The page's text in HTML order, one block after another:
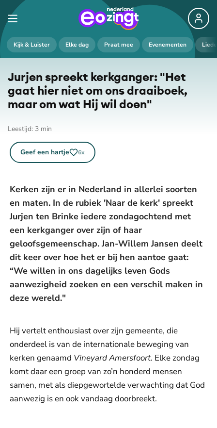
Kijk & Luister Elke dag Praat mee Evenementen
Jurjen spreekt kerkganger: "Het
gaat hier niet om ons draaiboek,
maar om wat Hij wil doen"
Leestijd: 3 min
Geef een hartje 6x
Kerken zijn er in Nederland in allerlei soorten
en maten. In de rubiek 'Naar de kerk' spreekt
Jurjen ten Brinke iedere zondagochtend met
een kerkganger over zijn of haar
geloofsgemeenschap. Jan-Willem Jansen deelt
dit keer over hoe het er bij hen aantoe gaat:
“We willen in ons dagelijks leven Gods
aanwezigheid zoeken en een verschil maken in
deze wereld."
Hij vertelt enthousiast over zijn gemeente, die
onderdeel is van de internationale beweging van
kerken genaamd Vineyard Amersfoort. Elke zondag
komt daar een groep van zo’n honderd mensen
samen, met als diepgewortelde verwachting dat God
aanwezig is en ook vandaag doorbreekt.